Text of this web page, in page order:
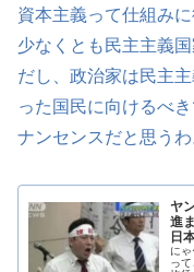
資本主義って仕組み
少なくとも民主主義
だし、政治家は民主
った国民に向けるべ
ナンセンスだと思うわ
ヤ
進
日
に
っ